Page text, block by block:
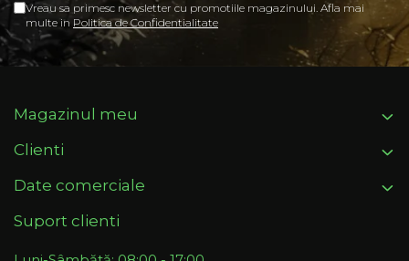
Vreau sa primesc newsletter cu promotiile magazinului. Afla mai
multe in Politica de Confidentialitate
Magazinul meu
Clienti
Date comerciale
Suport clienti